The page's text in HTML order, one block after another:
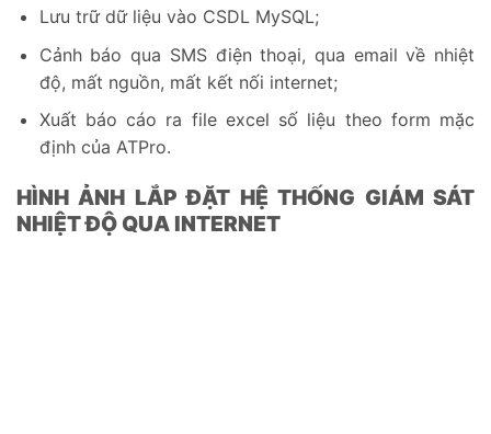
Lưu trữ dữ liệu vào CSDL MySQL;
Cảnh báo qua SMS điện thoại, qua email về nhiệt
độ, mất nguồn, mất kết nối internet;
Xuất báo cáo ra file excel số liệu theo form mặc
định của ATPro.
HÌNH ẢNH LẮP ĐẶT HỆ THỐNG GIÁM SÁT
NHIỆT ĐỘ QUA INTERNET